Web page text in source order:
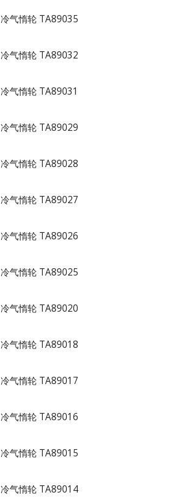
冷气惰轮 TA89035
冷气惰轮 TA89032
冷气惰轮 TA89031
冷气惰轮 TA89029
冷气惰轮 TA89028
冷气惰轮 TA89027
冷气惰轮 TA89026
冷气惰轮 TA89025
冷气惰轮 TA89020
冷气惰轮 TA89018
冷气惰轮 TA89017
冷气惰轮 TA89016
冷气惰轮 TA89015
冷气惰轮 TA89014